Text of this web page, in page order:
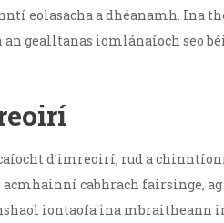
eolasacha a dhéanamh. Ina
an gealltanas iomlánaíoch seo
d’imreoirí, rud a
cabhrach fairsinge,
iontaofa ina mbraitheann